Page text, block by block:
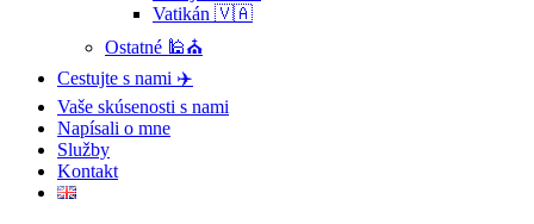
Vatikán 🇻🇦
Ostatné 🕌⛪
Cestujte s nami ✈️
Vaše skúsenosti s nami
Napísali o mne
Služby
Kontakt